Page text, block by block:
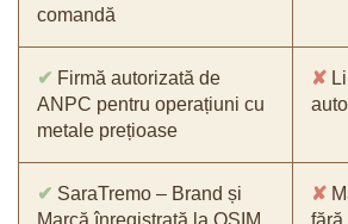
comandă
✔ Firmă autorizată de
ANPC pentru operațiuni cu
metale prețioase
✘
✔ SaraTremo – Brand și
Marcă înregistrată la OSIM
✘
fără